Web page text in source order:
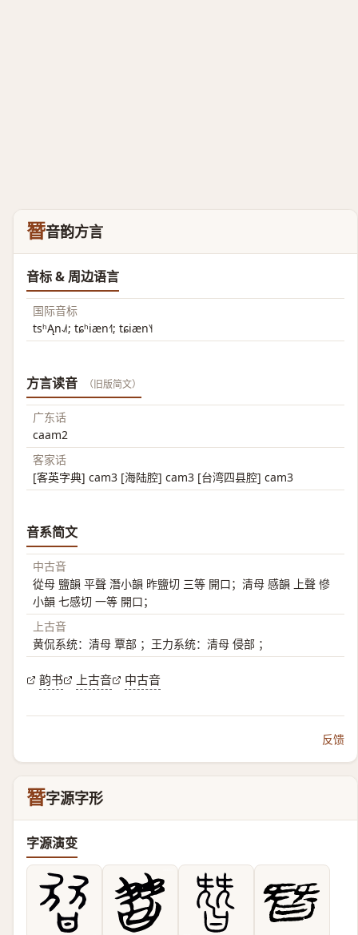
朁音韵方言
音标 & 周边语言
国际音标
tsʰĄn˨˩˦; tɕʰiæn˧˥; tɕiæn˥˧
方言读音 （旧版简文）
广东话
caam2
客家话
[客英字典] cam3 [海陆腔] cam3 [台湾四县腔] cam3
音系简文
中古音
從母 鹽韻 平聲 潛小韻 昨鹽切 三等 開口；清母 感韻 上聲 慘
小韻 七感切 一等 開口；
上古音
黄侃系统：清母 覃部 ；王力系统：清母 侵部 ；
韵书 上古音 中古音
反馈
朁字源字形
字源演变